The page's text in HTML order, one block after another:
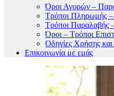
Όροι Αγορών –
Τρόποι Πληρωμής
Τρόποι Παραλαβής
Όροι – Τρόποι
Οδηγίες Χρήσης
Επικοινωνία με εμάς